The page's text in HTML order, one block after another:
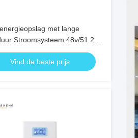
met lange
Stroomsysteem 48v/51.2V
50ah 100ah 400ah 20kwh
batterij
Vind de beste prijs